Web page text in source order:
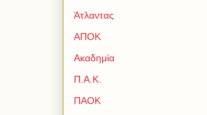
Άτλαντας
ΑΠΟΚ
Ακαδημία
Π.Α.Κ.
ΠΑΟΚ